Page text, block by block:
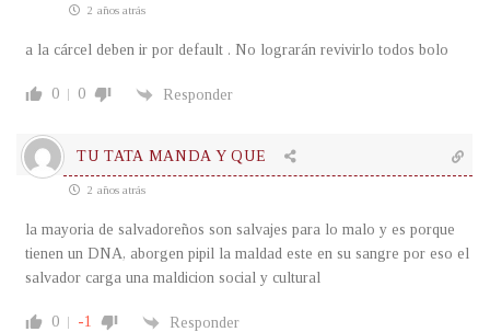
2 años atrás
a la cárcel deben ir por default . No lograrán revivirlo todos bolo
0 0 Responder
TU TATA MANDA Y QUE
2 años atrás
la mayoria de salvadoreños son salvajes para lo malo y es porque
tienen un DNA, aborgen pipil la maldad este en su sangre por eso el
salvador carga una maldicion social y cultural
0 -1 Responder